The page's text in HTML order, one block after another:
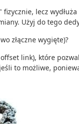
lecz
Użyj do tego
złączne wygięte)?
link), które
to możliwe,